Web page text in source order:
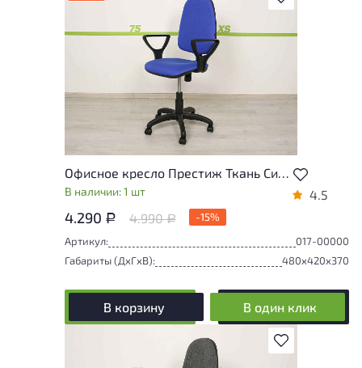
Офисное кресло Престиж Ткань Синий Россия
В наличии: 1 шт 4.5
4.290 Р 4.990Р
-15%
Артикул:
017-00000
Габариты (ДxГxВ):
480x420x370
В корзину В один клик
В избранное